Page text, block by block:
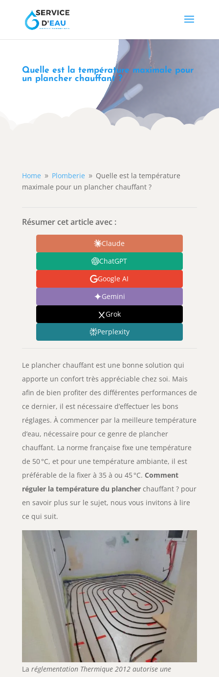
Quelle est la température maximale pour
un plancher chauffant ?
Home 9 Plomberie 9 Quelle est la température
maximale pour un plancher chauffant ?
Résumer cet article avec :
Claude
ChatGPT
Google AI
Gemini
Grok
Perplexity
Le plancher chauffant est une bonne solution qui
apporte un confort très appréciable chez soi. Mais
afin de bien profiter des différentes performances de
ce dernier, il est nécessaire d’effectuer les bons
réglages. À commencer par la meilleure température
d’eau, nécessaire pour ce genre de plancher
chauffant. La norme française fixe une température
de 50 °C, et pour une température ambiante, il est
préférable de la fixer à 35 à ou 45 °C. Comment
réguler la température du plancherchauffant ? pour
en savoir plus sur le sujet, nous vous invitons à lire
ce qui suit.
La réglementation Thermique 2012 autorise une